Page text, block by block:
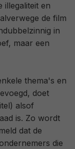
illegaliteit en
de film
in
maar een
thema's en
doet
alsof
is. Zo wordt
dat de
die